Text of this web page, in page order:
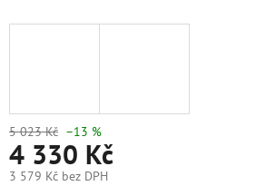
5 023 Kč –13 %
4 330 Kč
3 579 Kč bez DPH